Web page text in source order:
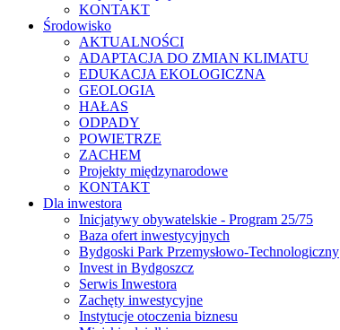
KONTAKT
Środowisko
AKTUALNOŚCI
ADAPTACJA DO ZMIAN KLIMATU
EDUKACJA EKOLOGICZNA
GEOLOGIA
HAŁAS
ODPADY
POWIETRZE
ZACHEM
Projekty międzynarodowe
KONTAKT
Dla inwestora
Inicjatywy obywatelskie - Program 25/75
Baza ofert inwestycyjnych
Bydgoski Park Przemysłowo-Technologiczny
Invest in Bydgoszcz
Serwis Inwestora
Zachęty inwestycyjne
Instytucje otoczenia biznesu